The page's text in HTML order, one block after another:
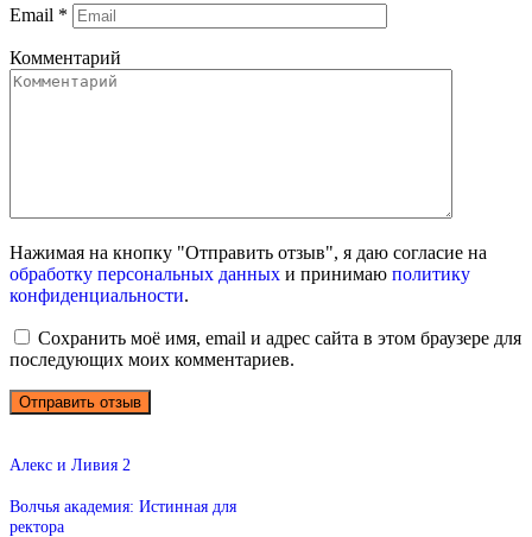
Email *
Комментарий
Нажимая на кнопку "Отправить отзыв", я даю согласие на
обработку персональных данных и принимаю политику
конфиденциальности.
Сохранить моё имя, email и адрес сайта в этом браузере для
последующих моих комментариев.
Алекс и Ливия 2
Волчья академия: Истинная для
ректора